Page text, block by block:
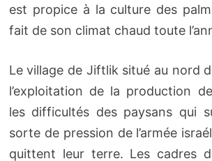
est propice à la culture des
fait de son climat chaud toute
Le village de Jiftlik situé au nord
l’exploitation de la production
les difficultés des paysans qui
sorte de pression de l’armée
quittent leur terre. Les cadres